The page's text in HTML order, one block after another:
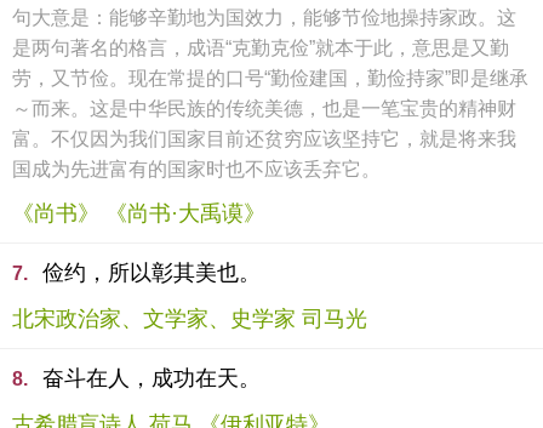
句大意是：能够辛勤地为国效力，能够节俭地操持家政。这
是两句著名的格言，成语“克勤克俭”就本于此，意思是又勤
劳，又节俭。现在常提的口号“勤俭建国，勤俭持家”即是继承
～而来。这是中华民族的传统美德，也是一笔宝贵的精神财
富。不仅因为我们国家目前还贫穷应该坚持它，就是将来我
国成为先进富有的国家时也不应该丢弃它。
《尚书》 《尚书·大禹谟》
7.
俭约，所以彰其美也。
北宋政治家、文学家、史学家 司马光
8.
奋斗在人，成功在天。